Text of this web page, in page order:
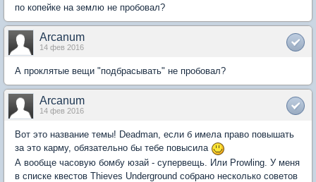
по копейке на землю не пробовал?
Arcanum
14 фев 2016
А проклятые вещи "подбрасывать" не пробовал?
Arcanum
14 фев 2016
Вот это название темы! Deadman, если б имела право повышать
за это карму, обязательно бы тебе повысила
А вообще часовую бомбу юзай - супервещь. Или Prowling. У меня
в списке квестов Thieves Underground собрано несколько советов